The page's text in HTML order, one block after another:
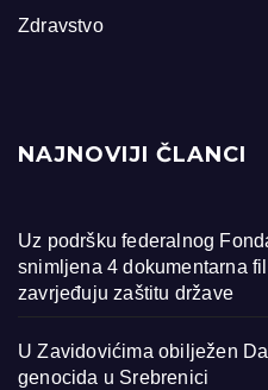
Zdravstvo
NAJNOVIJI ČLANCI
Uz podršku federalnog
snimljena 4 dokumentarna
zavrjeđuju zaštitu države
U Zavidovićima obilježen
genocida u Srebrenici